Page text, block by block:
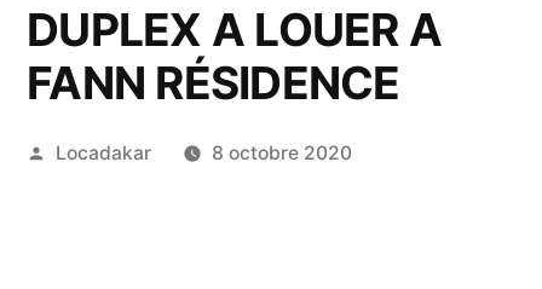
DUPLEX A LOUER A
FANN RÉSIDENCE
Publié
Locadakar 8 octobre 2020